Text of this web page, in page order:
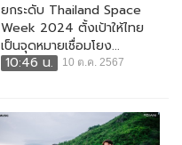
ยกระดับ Thailand Space
Week 2024 ตั้งเป้าให้ไทย
เป็นจุดหมายเชื่อมโยง...
10:46 น.
10 ต.ค. 2567